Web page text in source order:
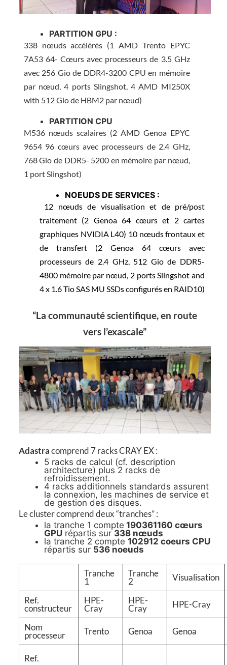
PARTITION GPU :
338 nœuds accélérés (1 AMD Trento EPYC
7A53 64- Cœurs avec processeurs de 3.5 GHz
avec 256 Gio de DDR4-3200 CPU en mémoire
par nœud, 4 ports Slingshot, 4 AMD MI250X
with 512 Gio de HBM2 par nœud)
PARTITION CPU
M536 nœuds scalaires (2 AMD Genoa EPYC
9654 96 cœurs avec processeurs de 2.4 GHz,
768 Gio de DDR5- 5200 en mémoire par nœud,
1 port Slingshot)
NOEUDS DE SERVICES :
12 nœuds de visualisation et de pré/post
traitement (2 Genoa 64 cœurs et 2 cartes
graphiques NVIDIA L40) 10 nœuds frontaux et
de transfert (2 Genoa 64 cœurs avec
processeurs de 2.4 GHz, 512 Gio de DDR5-
4800 mémoire par nœud, 2 ports Slingshot and
4 x 1.6 Tio SAS MU SSDs configurés en RAID10)
“La communauté scientifique, en route
vers l’exascale”
Adastracomprend 7 racks CRAY EX :
5 racks de calcul (cf. description
architecture) plus 2 racks de
refroidissement.
4 racks additionnels standards assurent
la connexion, les machines de service et
de gestion des disques.
Le cluster comprend deux “tranches” :
la tranche 1 compte 190361160 cœurs
GPUrépartis sur 338 nœuds
la tranche 2 compte 102912 coeurs CPU
répartis sur 536 noeuds
Tranche
1
Tranche
2 Visualisation
Ref.
constructeur
HPE-
Cray
HPE-
Cray HPE-Cray
Nom
processeur Trento Genoa Genoa
Ref.